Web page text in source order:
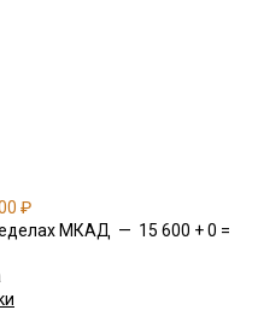
₽
МКАД — 15 600 + 0 =